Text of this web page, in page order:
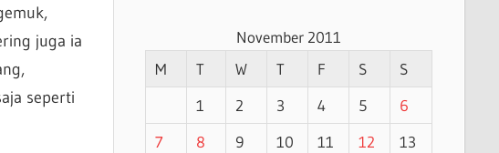
juga ia
seperti
November 2011
M
T W T F S
S
1
2 3 4 5
6
7
8 9 10 11 12
13